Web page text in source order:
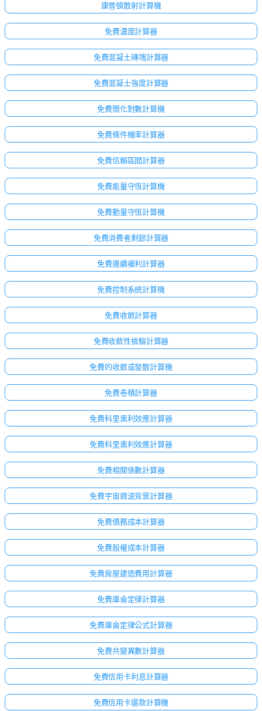
康普頓散射計算機
免費濃度計算器
免費混凝土磚塊計算器
免費混凝土強度計算器
免費簡化對數計算機
免費條件機率計算器
免費信賴區間計算器
免費能量守恆計算機
免費動量守恆計算機
免費消費者剩餘計算器
免費連續複利計算器
免費控制系統計算機
免費收斂計算器
免費收斂性檢驗計算器
免費的收斂或發散計算機
免費卷積計算器
免費科里奧利效應計算器
免費科里奧利效應計算器
免費相關係數計算器
免費宇宙微波背景計算器
免費債務成本計算器
免費股權成本計算器
免費房屋建造費用計算器
免費庫侖定律計算器
免費庫侖定律公式計算器
免費共變異數計算器
免費信用卡利息計算器
免費信用卡還款計算機